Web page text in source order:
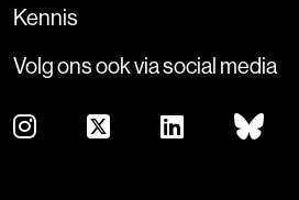
Kennis
Volg ons ook via social media